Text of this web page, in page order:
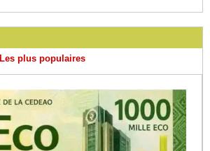
Les plus populaires